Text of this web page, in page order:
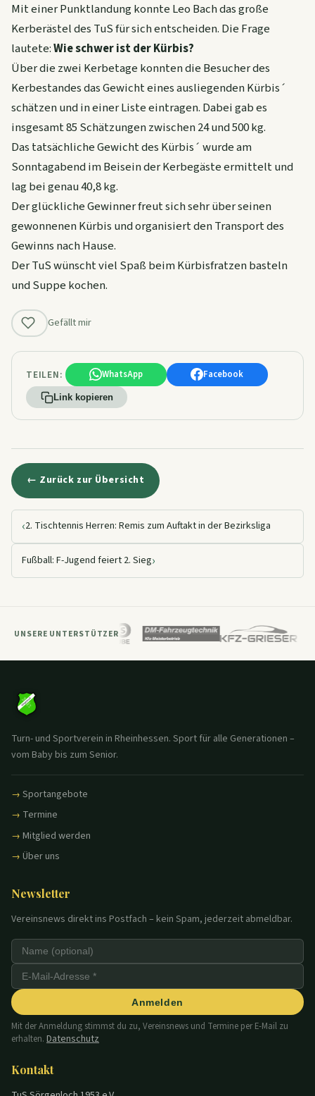
Mit einer Punktlandung konnte Leo Bach das große
Kerberästel des TuS für sich entscheiden. Die Frage
lautete:Wie schwer ist der Kürbis?
Über die zwei Kerbetage konnten die Besucher des
Kerbestandes das Gewicht eines ausliegenden Kürbis´
schätzen und in einer Liste eintragen. Dabei gab es
insgesamt 85 Schätzungen zwischen 24 und 500 kg.
Das tatsächliche Gewicht des Kürbis´ wurde am
Sonntagabend im Beisein der Kerbegäste ermittelt und
lag bei genau 40,8 kg.
Der glückliche Gewinner freut sich sehr über seinen
gewonnenen Kürbis und organisiert den Transport des
Gewinns nach Hause.
Der TuS wünscht viel Spaß beim Kürbisfratzen basteln
und Suppe kochen.
Gefällt mir
TEILEN: WhatsApp Facebook
Link kopieren
← Zurück zur Übersicht
‹2. Tischtennis Herren: Remis zum Auftakt in der Bezirksliga
Fußball: F-Jugend feiert 2. Sieg›
UNSERE UNTERSTÜTZER
Turn- und Sportverein in Rheinhessen. Sport für alle Generationen –
vom Baby bis zum Senior.
Sportangebote
Termine
Mitglied werden
Über uns
Newsletter
Vereinsnews direkt ins Postfach – kein Spam, jederzeit abmeldbar.
Anmelden
Mit der Anmeldung stimmst du zu, Vereinsnews und Termine per E-Mail zu
erhalten. Datenschutz
Kontakt